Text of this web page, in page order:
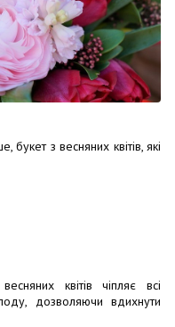
з весняних квітів, які
квітів чіпляє всі
дозволяючи вдихнути